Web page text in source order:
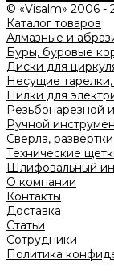
© «Visalm» 2006 -
Каталог товаров
Алмазные и
Буры, буровые
Диски для
Несущие
Пилки для
Резьбонарезной
Ручной
Сверла,
Технические
Шлифовальный
О компании
Контакты
Доставка
Статьи
Сотрудники
Политика